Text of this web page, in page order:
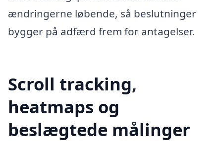
ændringerne løbende, så beslutninger
bygger på adfærd frem for antagelser.
Scroll tracking,
heatmaps og
beslægtede målinger